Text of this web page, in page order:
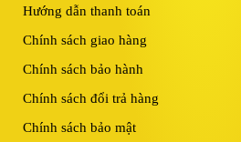
Hướng dẫn thanh toán
Chính sách giao hàng
Chính sách bảo hành
Chính sách đổi trả hàng
Chính sách bảo mật